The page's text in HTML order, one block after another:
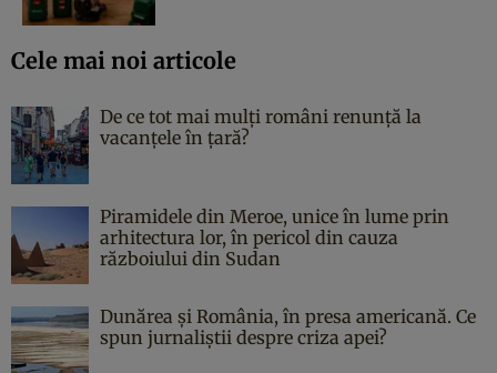
Cele mai noi articole
De ce tot mai mulți români renunță la
vacanțele în țară?
Piramidele din Meroe, unice în lume prin
arhitectura lor, în pericol din cauza
războiului din Sudan
Dunărea și România, în presa americană. Ce
spun jurnaliștii despre criza apei?